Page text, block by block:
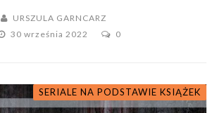
URSZULA GARNCARZ
30 września 2022
0
SERIALE NA PODSTAWIE KSIĄŻEK